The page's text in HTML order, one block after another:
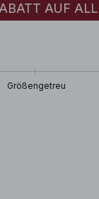
AUF
Größengetreu